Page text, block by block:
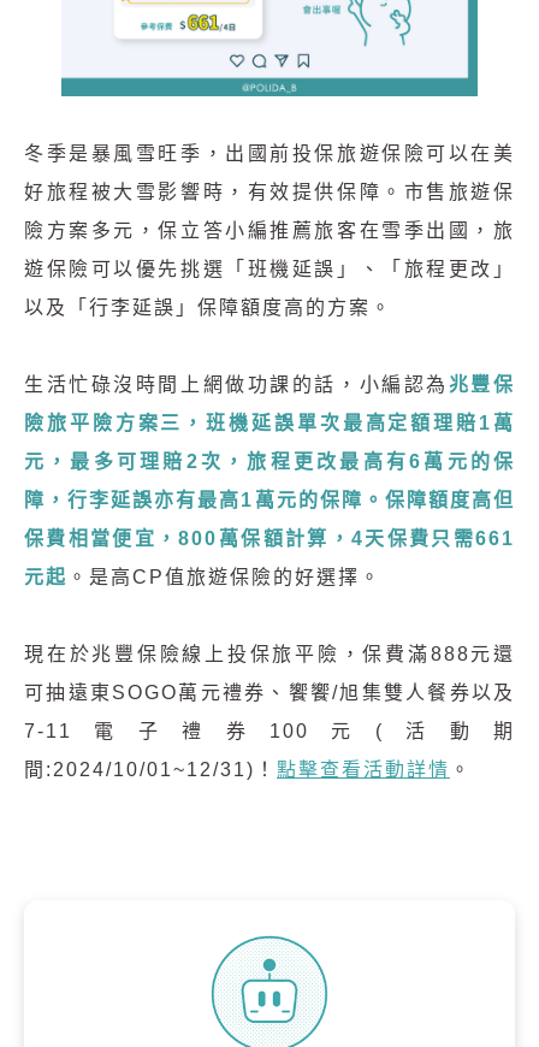
冬季是暴風雪旺季，出國前投保旅遊保險可以在美
好旅程被大雪影響時，有效提供保障。市售旅遊保
險方案多元，保立答小編推薦旅客在雪季出國，旅
遊保險可以優先挑選「班機延誤」、「旅程更改」
以及「行李延誤」保障額度高的方案。
生活忙碌沒時間上網做功課的話，小編認為 兆豐保
險旅平險方案三，班機延誤單次最高定額理賠1萬
元，最多可理賠2次，旅程更改最高有6萬元的保
障，行李延誤亦有最高1萬元的保障。保障額度高但
保費相當便宜，800萬保額計算，4天保費只需661
元起 。是高CP值旅遊保險的好選擇。
現在於兆豐保險線上投保旅平險，保費滿888元還
可抽遠東SOGO萬元禮券、饗饗/旭集雙人餐券以及
7-11電子禮券100元(活動期
間:2024/10/01~12/31)！ 點擊查看活動詳情 。